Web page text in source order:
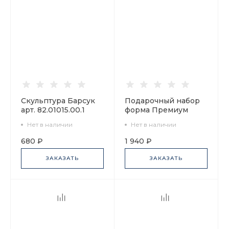
Скульптура Барсук
арт. 82.01015.00.1
Нет в наличии
680 ₽
ЗАКАЗАТЬ
Подарочный набор
форма Премиум
симфония арт.
81.25806.00.1
Нет в наличии
1 940 ₽
ЗАКАЗАТЬ